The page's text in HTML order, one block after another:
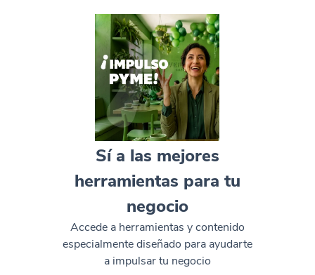
Sí a las mejores
herramientas para tu
negocio
Accede a herramientas y contenido
especialmente diseñado para ayudarte
a impulsar tu negocio​